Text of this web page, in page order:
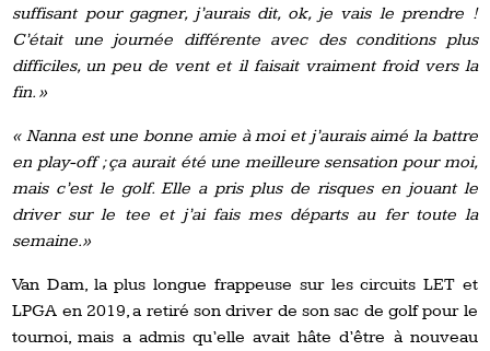
suffisant pour gagner, j’aurais dit, ok, je vais le prendre !
C’était une journée différente avec des conditions plus
difficiles, un peu de vent et il faisait vraiment froid vers la
fin. »
« Nanna est une bonne amie à moi et j’aurais aimé la battre
en play-off ; ça aurait été une meilleure sensation pour moi,
mais c’est le golf. Elle a pris plus de risques en jouant le
driver sur le tee et j’ai fais mes départs au fer toute la
semaine.»
Van Dam, la plus longue frappeuse sur les circuits LET et
LPGA en 2019, a retiré son driver de son sac de golf pour le
tournoi, mais a admis qu’elle avait hâte d’être à nouveau